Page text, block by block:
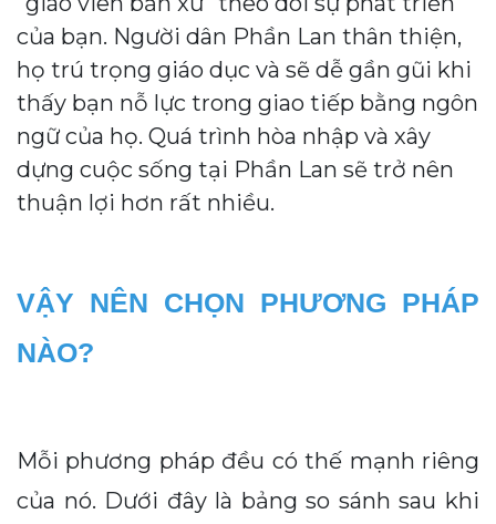
của bạn. Người dân Phần Lan thân thiện,
họ trú trọng giáo dục và sẽ dễ gần gũi khi
thấy bạn nỗ lực trong giao tiếp bằng ngôn
ngữ của họ. Quá trình hòa nhập và xây
dựng cuộc sống tại Phần Lan sẽ trở nên
thuận lợi hơn rất nhiều.
VẬY NÊN CHỌN PHƯƠNG PHÁP
NÀO?
Mỗi phương pháp đều có thế mạnh riêng
của nó. Dưới đây là bảng so sánh sau khi